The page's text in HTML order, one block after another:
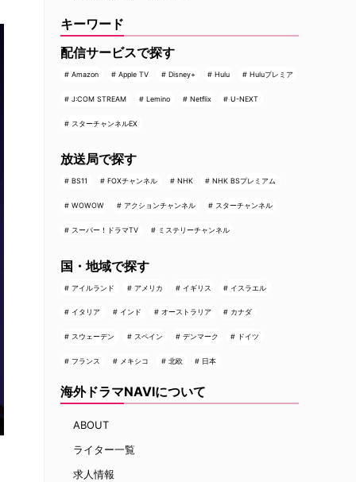
キーワード
配信サービスで探す
Amazon Apple TV Disney+ Hulu Huluプレミア
J:COM STREAM Lemino Netflix U-NEXT
スターチャンネルEX
放送局で探す
BS11 FOXチャンネル NHK NHK BSプレミアム
WOWOW アクションチャンネル スターチャンネル
スーパー！ドラマTV ミステリーチャンネル
国・地域で探す
アイルランド アメリカ イギリス イスラエル
イタリア インド オーストラリア カナダ
スウェーデン スペイン デンマーク ドイツ
フランス メキシコ 北欧 日本
海外ドラマNAVIについて
ABOUT
ライター一覧
求人情報